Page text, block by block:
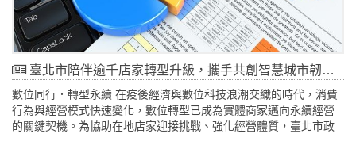
臺北市陪伴逾千店家轉型升級，攜手共創智慧城市韌性未來
數位同行．轉型永續 在疫後經濟與數位科技浪潮交織的時代，消費
行為與經營模式快速變化，數位轉型已成為實體商家邁向永續經營
的關鍵契機。為協助在地店家迎接挑戰、強化經營體質，臺北市政